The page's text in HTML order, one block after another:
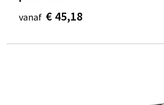
vanaf € 45,18